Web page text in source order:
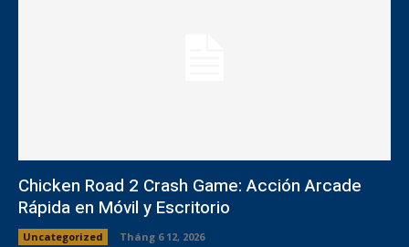
Chicken Road 2 Crash Game: Acción Arcade
Rápida en Móvil y Escritorio
Uncategorized Tháng 6 12, 2026